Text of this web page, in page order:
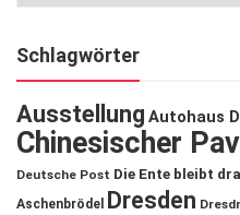
Schlagwörter
Ausstellung Autohaus
Chinesischer
Deutsche Post Die Ente bleibt
Aschenbrödel
Dresden